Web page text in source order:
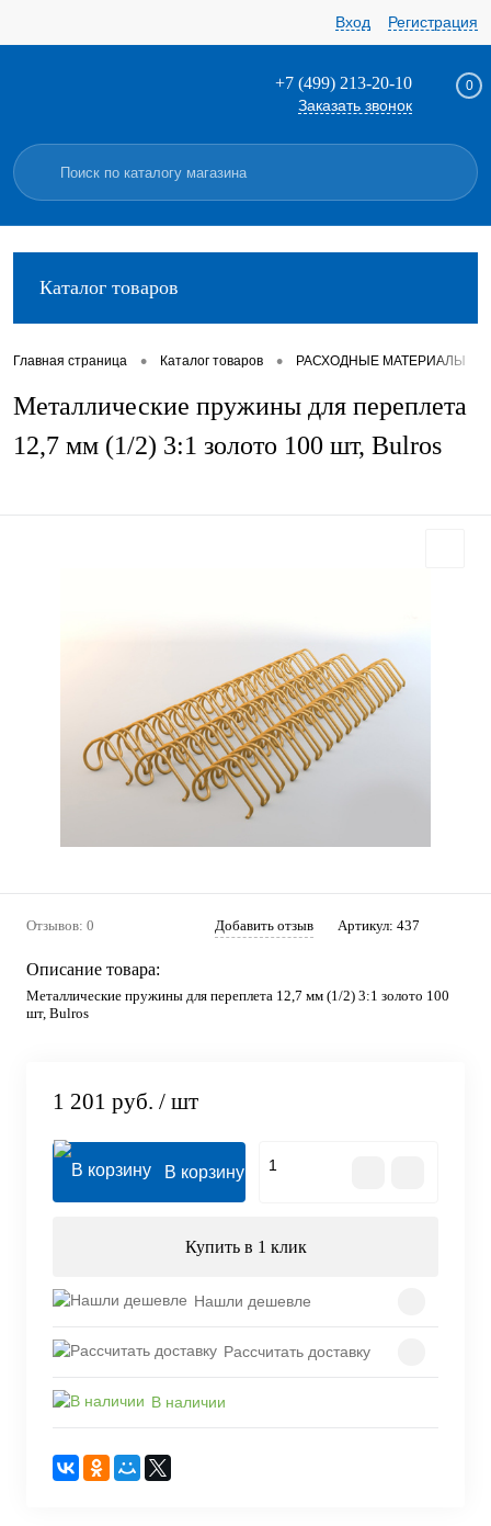
Вход Регистрация
+7 (499) 213-20-10
Заказать звонок
0
Каталог товаров
Главная страница • Каталог товаров • РАСХОДНЫЕ МАТЕРИАЛЫ
Металлические пружины для переплета
12,7 мм (1/2) 3:1 золото 100 шт, Bulros
Отзывов: 0 Добавить отзыв Артикул: 437
Описание товара:
Металлические пружины для переплета 12,7 мм (1/2) 3:1 золото 100
шт, Bulros
1 201 руб. / шт
В корзину
Купить в 1 клик
Нашли дешевле
Рассчитать доставку
В наличии